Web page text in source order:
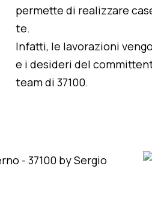
permette di realizzare
te.
Infatti, le lavorazioni
e i desideri del
team di 37100.